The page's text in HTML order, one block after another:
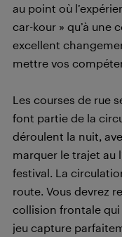
au point où
car-kour » qu’à une
excellent
mettre vos
Les courses de rue
font partie de la
déroulent la nuit,
marquer le trajet au
festival. La
route. Vous devrez
collision frontale
jeu capture